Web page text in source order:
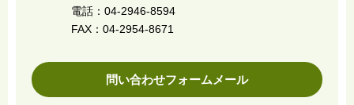
電話：04-2946-8594
FAX：04-2954-8671
問い合わせフォームメール